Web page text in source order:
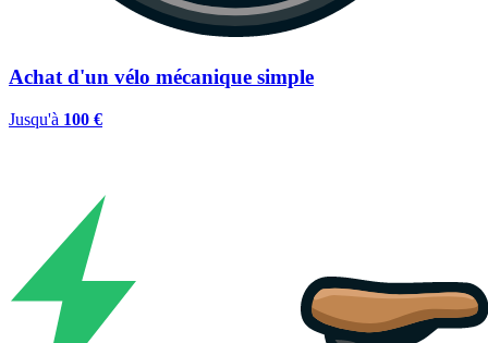
Achat d'un vélo mécanique simple
Jusqu'à 100 €